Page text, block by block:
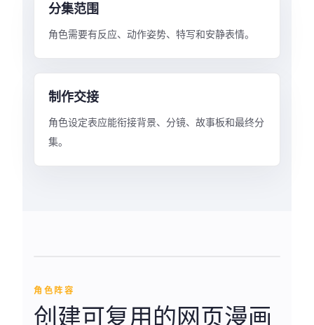
分集范围
角色需要有反应、动作姿势、特写和安静表情。
制作交接
角色设定表应能衔接背景、分镜、故事板和最终分
集。
角色阵容
创建可复用的网页漫画